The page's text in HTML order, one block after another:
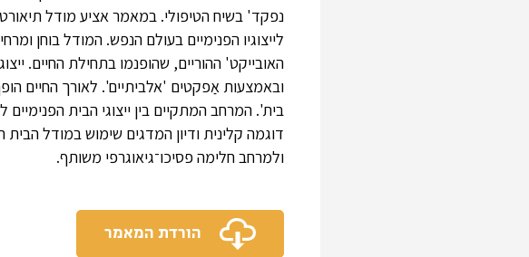
נפקד' בשיח הטיפולי. במאמר אציע מודל תיאורטי
לייצוגיו הפנימיים בעולם הנפש. המודל בוחן
האובייקט' ההוריים, שהופנמו בתחילת החיים.
ובאמצעות אַפקטים 'אלביתיים'. לאורך החיים
בית'. המרחב המתקיים בין ייצוגי הבית
דוגמה קלינית ודיון המדגים שימוש במודל הבית
ולמרחב חלימה פסיכו־גיאוגרפי משותף.
הורדת המאמר